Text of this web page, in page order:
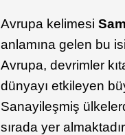
Avrupa kelimesi
anlamına gelen bu
Avrupa, devrimler
dünyayı etkileyen
Sanayileşmiş
sırada yer